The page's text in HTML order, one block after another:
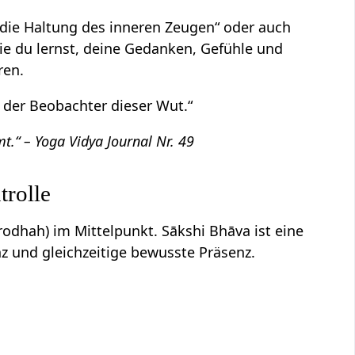
Haltung des inneren Zeugen“ oder auch
du lernst, deine Gedanken, Gefühle und
Beobachter dieser Wut.“
– Yoga Vidya Journal Nr. 49
im Mittelpunkt. Sākshi Bhāva ist eine
und gleichzeitige bewusste Präsenz.